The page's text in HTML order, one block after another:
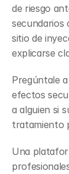
de riesgo
secundarios
sitio de
explicarse
Pregúntale
efectos
a alguien si
tratamiento
Una